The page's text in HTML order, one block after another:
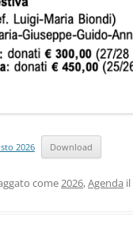
2026 Download
come2026,Agenda il